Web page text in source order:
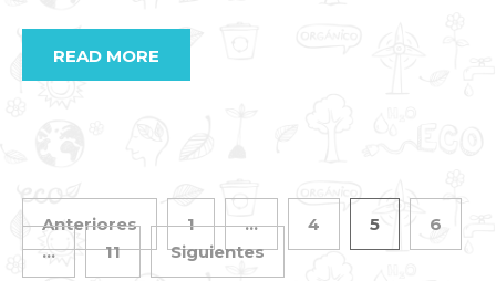
READ MORE
Anteriores 1 … 4 5
6
…
11 Siguientes